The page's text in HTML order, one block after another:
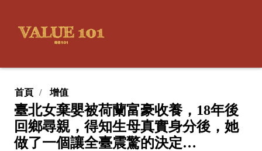
首頁 增值
臺北女棄嬰被荷蘭富豪收養，18年後
回鄉尋親，得知生母真實身分後，她
做了一個讓全臺震驚的決定…